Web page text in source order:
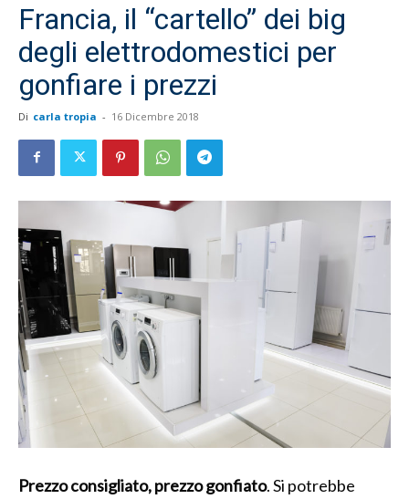
Francia, il “cartello” dei big
degli elettrodomestici per
gonfiare i prezzi
Di carla tropia - 16 Dicembre 2018
Prezzo consigliato, prezzo gonfiato. Si potrebbe